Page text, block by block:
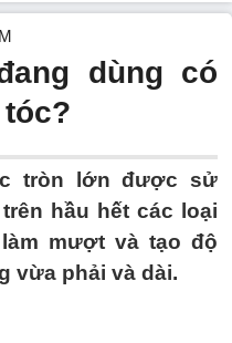
dùng có
tròn lớn được sử
hầu hết các loại
mượt và tạo độ
vừa phải và dài.